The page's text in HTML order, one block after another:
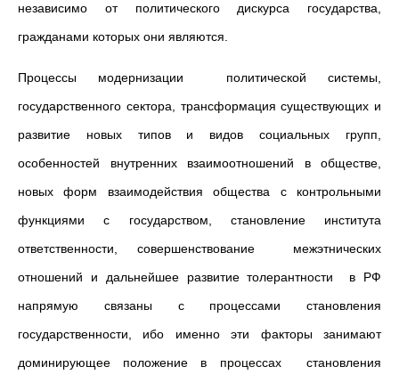
независимо от политического дискурса государства,
гражданами которых они являются.
Процессы модернизации политической системы,
государственного сектора, трансформация существующих и
развитие новых типов и видов социальных групп,
особенностей внутренних взаимоотношений в обществе,
новых форм взаимодействия общества с контрольными
функциями с государством, становление института
ответственности, совершенствование межэтнических
отношений и дальнейшее развитие толерантности в РФ
напрямую связаны с процессами становления
государственности, ибо именно эти факторы занимают
доминирующее положение в процессах становления